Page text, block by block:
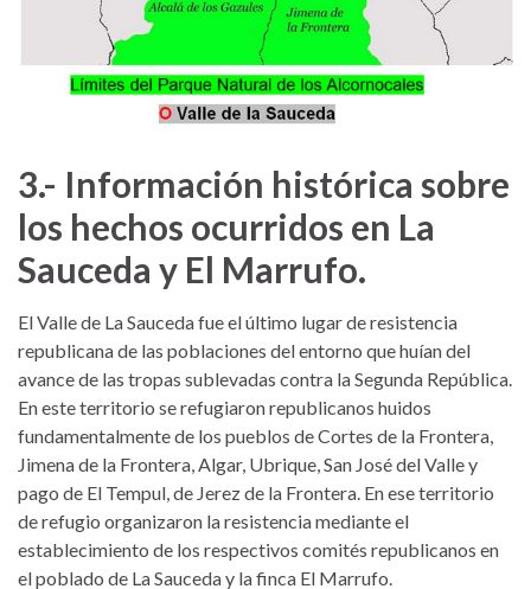
3.- Información histórica sobre
los hechos ocurridos en La
Sauceda y El Marrufo.
El Valle de La Sauceda fue el último lugar de resistencia
republicana de las poblaciones del entorno que huían del
avance de las tropas sublevadas contra la Segunda República.
En este territorio se refugiaron republicanos huidos
fundamentalmente de los pueblos de Cortes de la Frontera,
Jimena de la Frontera, Algar, Ubrique, San José del Valle y
pago de El Tempul, de Jerez de la Frontera. En ese territorio
de refugio organizaron la resistencia mediante el
establecimiento de los respectivos comités republicanos en
el poblado de La Sauceda y la finca El Marrufo.